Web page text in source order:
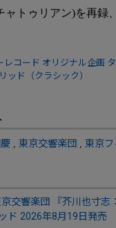
ャトゥリアン)を再録
レコード オリジナル企画
ッド（クラシック）
東京交響楽団 東京
交響楽団 『芥川也寸
ド 2026年8月19日発売